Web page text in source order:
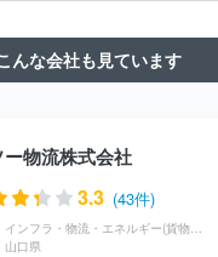
式会社 リペア株式会社
式会社 日本システムケア株
ループ株式会社 伯東株
株式会社 株式会社光和
デル・テクノロジーズ株式
ン・システムズ株式会社
シオ 株式会社オウルテック
んな会社も見ています
物流株式会社
3.3 (43件)
インフラ・物流・エネルギー(貨物（陸運）)
山口県